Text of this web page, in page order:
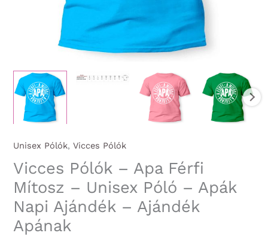
Unisex Pólók,Vicces Pólók
Vicces Pólók – Apa Férfi
Mítosz – Unisex Póló – Apák
Napi Ajándék – Ajándék
Apának